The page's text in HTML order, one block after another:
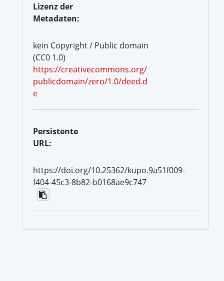
Lizenz der
Metadaten:
kein Copyright / Public domain
(CC0 1.0)
https://creativecommons.org/
publicdomain/zero/1.0/deed.d
e
Persistente
URL:
https://doi.org/10.25362/kupo.9a51f009-
f404-45c3-8b82-b0168ae9c747